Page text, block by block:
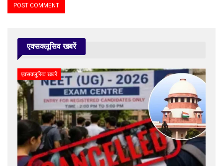
एक्सक्लूसिव खबरें
एक्सक्लूसिव खबरें